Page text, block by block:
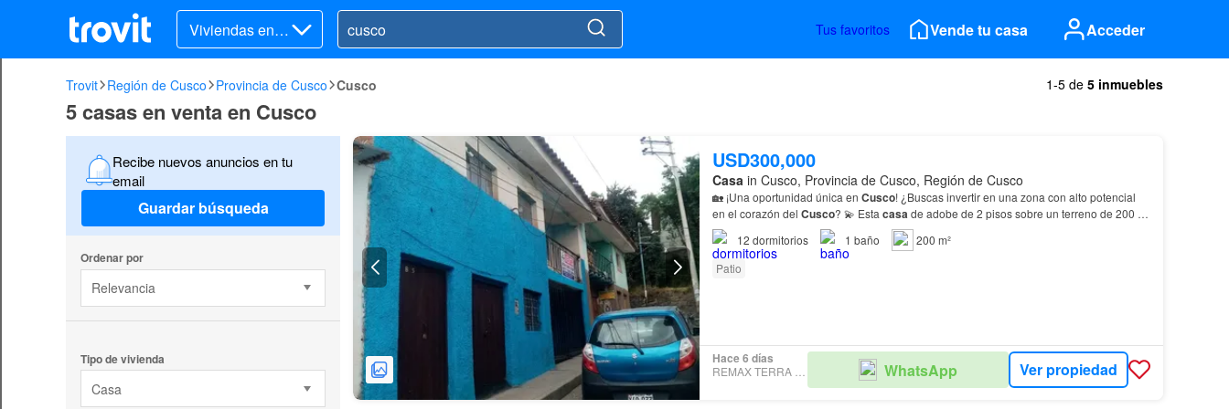
Viviendas en v
enta
Tus favoritos Vende tu casa Acceder
Trovit Región de Cusco Provincia de Cusco Cusco 1-5 de 5 inmuebles
5 casas en venta en Cusco
Recibe nuevos anuncios en tu
email
Guardar búsqueda
Ordenar por
Relevancia
Tipo de vivienda
Casa
USD300,000
Casain Cusco, Provincia de Cusco, Región de Cusco
🏡 ¡Una oportunidad única en Cusco! ¿Buscas invertir en una zona con alto potencial
en el corazón del Cusco? 💫 Esta casade adobe de 2 pisos sobre un terreno de 200 m²
puede ser lo que estás esperando. 📍 Ubicada en la Urb.…
12 dormitorios 1 baño
200 m²
Patio
Hace 6 días
REMAX TERRA CUSCO WhatsApp Ver propiedad